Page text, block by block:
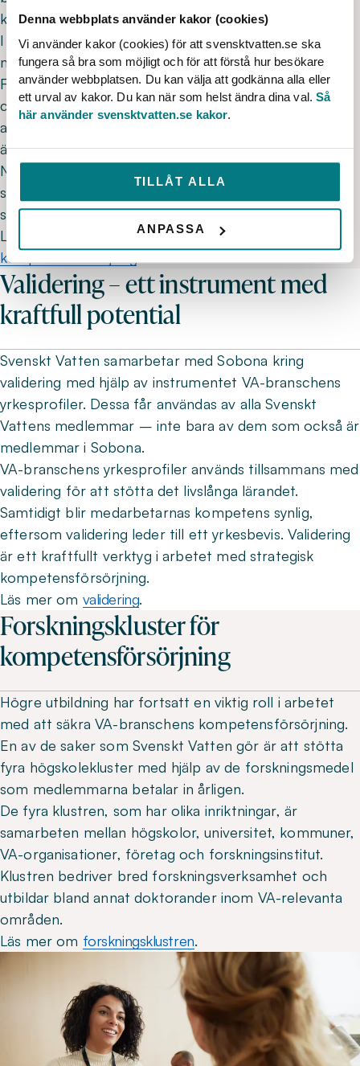
Denna webbplats använder kakor (cookies)
Vi använder kakor (cookies) för att svensktvatten.se ska
fungera så bra som möjligt och för att förstå hur besökare
använder webbplatsen. Du kan välja att godkänna alla eller
ett urval av kakor. Du kan när som helst ändra dina val.Så
här använder svensktvatten.se kakor.
TILLÅT ALLA
ANPASSA
kompetensförsörjningen.
I första hand riktar sig nätverket till Svenskt Vattens
medlemmar, alltså kommunala VA-organisationer.
Funktioner som bör vara intresserade är till exempel
chefer och ledare, HR och kommunikation. Även
andra, som utbildningsföreträdare och leverantörer,
är välkomna.
Nätverket har en teamsyta som kan användas för att
sprida nyheter och idéer om hur man kan arbeta med
strategisk eller operativ kompetensförsörjning.
Läs mer om
nätverket för strategisk
kompetensförsörjning
Validering – ett instrument med
kraftfull potential
Svenskt Vatten samarbetar med Sobona kring
validering med hjälp av instrumentet VA-branschens
yrkesprofiler. Dessa får användas av alla Svenskt
Vattens medlemmar – inte bara av dem som också är
medlemmar i Sobona.
VA-branschens yrkesprofiler används tillsammans med
validering för att stötta det livslånga lärandet.
Samtidigt blir medarbetarnas kompetens synlig,
eftersom validering leder till ett yrkesbevis. Validering
är ett kraftfullt verktyg i arbetet med strategisk
kompetensförsörjning.
Läs mer om validering.
Forskningskluster för
kompetensförsörjning
Högre utbildning har fortsatt en viktig roll i arbetet
med att säkra VA-branschens kompetensförsörjning.
En av de saker som Svenskt Vatten gör är att stötta
fyra högskolekluster med hjälp av de forskningsmedel
som medlemmarna betalar in årligen.
De fyra klustren, som har olika inriktningar, är
samarbeten mellan högskolor, universitet, kommuner,
VA-organisationer, företag och forskningsinstitut.
Klustren bedriver bred forskningsverksamhet och
utbildar bland annat doktorander inom VA-relevanta
områden.
Läs mer om forskningsklustren.